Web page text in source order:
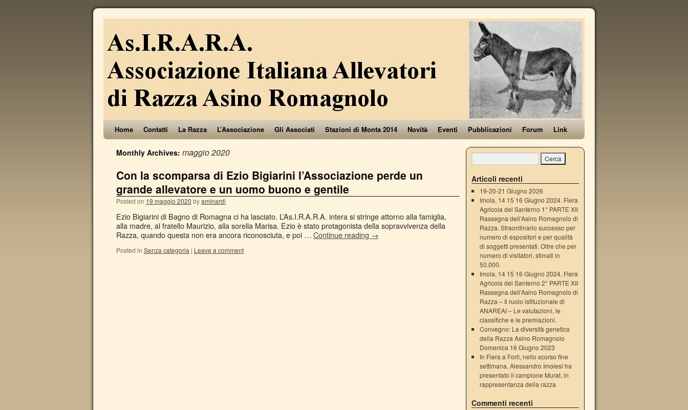
Home Contatti La Razza L’Associazione Gli Associati Stazioni di Monta 2014 Novità Eventi Pubblicazioni Forum Link
Monthly Archives: maggio 2020
Con la scomparsa di Ezio Bigiarini l’Associazione perde un
grande allevatore e un uomo buono e gentile
Posted on 19 maggio 2020 byaminardi
Ezio Bigiarini di Bagno di Romagna ci ha lasciato. L’As.I.R.A.R.A. intera si stringe attorno alla famiglia,
alla madre, al fratello Maurizio, alla sorella Marisa. Ezio è stato protagonista della sopravvivenza della
Razza, quando questa non era ancora riconosciuta, e poi … Continue reading →
Posted in Senza categoria | Leave a comment
Articoli recenti
19-20-21 Giugno 2026
Imola, 14 15 16 Giugno 2024. Fiera
Agricola del Santerno 1° PARTE XII
Rassegna dell’Asino Romagnolo di
Razza. Straordinario successo per
numero di espositori e per qualità
di soggetti presentati. Oltre che per
numero di visitatori, stimati in
50.000.
Imola, 14 15 16 Giugno 2024. Fiera
Agricola del Santerno 2° PARTE XII
Rassegna dell’Asino Romagnolo di
Razza – Il ruolo istituzionale di
ANAREAI – Le valutazioni, le
classifiche e le premiazioni.
Convegno: La diversità genetica
della Razza Asino Romagnolo
Domenica 16 Giugno 2023
In Fiera a Forlì, nello scorso fine
settimana, Alessandro Imolesi ha
presentato il campione Murat, in
rappresentanza della razza
Commenti recenti